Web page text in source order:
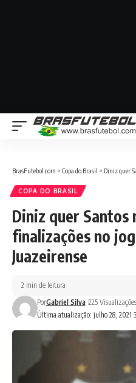
BrasFutebol.com > Copa do Brasil > Diniz quer
COPA DO BRASIL
Diniz quer Santos
finalizações no
Juazeirense
Última atualização: julho 28, 2021
PorGabriel Silva 225 Visualizações
2 min de leitura